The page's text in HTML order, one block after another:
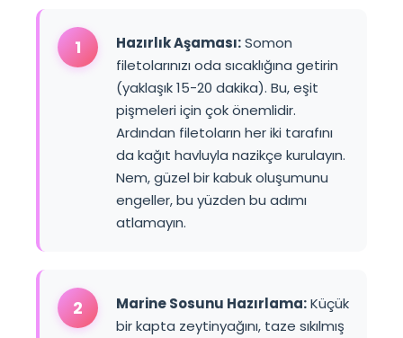
1 Hazırlık Aşaması:Somon
filetolarınızı oda sıcaklığına getirin
(yaklaşık 15-20 dakika). Bu, eşit
pişmeleri için çok önemlidir.
Ardından filetoların her iki tarafını
da kağıt havluyla nazikçe kurulayın.
Nem, güzel bir kabuk oluşumunu
engeller, bu yüzden bu adımı
atlamayın.
2 Marine Sosunu Hazırlama:Küçük
bir kapta zeytinyağını, taze sıkılmış